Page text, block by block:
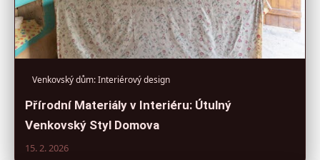
Venkovský dům: Interiérový design
Přírodní Materiály v Interiéru: Útulný
Venkovský Styl Domova
15. 2. 2026